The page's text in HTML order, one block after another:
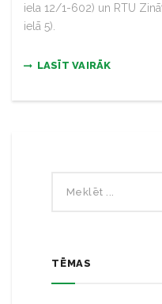
iela 12/1-602) un RTU
ielā 5).
LASĪT VAIRĀK
TĒMAS